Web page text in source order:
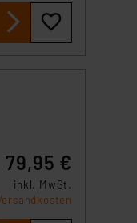
79,95 €
inkl. MwSt.